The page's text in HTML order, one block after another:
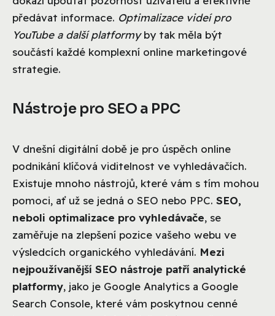
předávat informace. Optimalizace videí pro
YouTube a další platformyby tak měla být
součástí každé komplexní online marketingové
strategie.
Nástroje pro SEO a PPC
V dnešní digitální době je pro úspěch online
podnikání klíčová viditelnost ve vyhledávačích.
Existuje mnoho nástrojů, které vám s tím mohou
pomoci, ať už se jedná o SEO nebo PPC. SEO,
neboli optimalizace pro vyhledávače, se
zaměřuje na zlepšení pozice vašeho webu ve
výsledcích organického vyhledávání. Mezi
nejpoužívanější SEO nástroje patří analytické
platformy, jako je Google Analytics a Google
Search Console, které vám poskytnou cenné